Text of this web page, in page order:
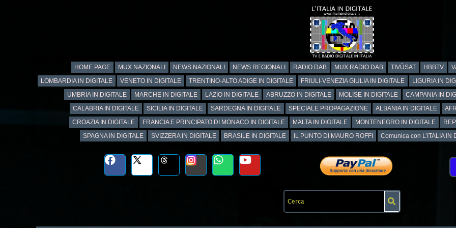
HOME PAGE MUX NAZIONALI NEWS NAZIONALI NEWS REGIONALI RADIO DAB MUX RADIO DAB TIVÙSAT HBBTV
LOMBARDIA IN DIGITALE
VENETO IN DIGITALE TRENTINO-ALTO ADIGE IN DIGITALE FRIULI-VENEZIA GIULIA IN DIGITALE
LIGURIA IN
UMBRIA IN DIGITALE
MARCHE IN DIGITALE LAZIO IN DIGITALE ABRUZZO IN DIGITALE MOLISE IN DIGITALE
CAMPANIA IN
CALABRIA IN DIGITALE
SICILIA IN DIGITALE SARDEGNA IN DIGITALE SPECIALE PROPAGAZIONE ALBANIA IN DIGITALE
CROAZIA IN DIGITALE
FRANCIA E PRINCIPATO DI MONACO IN DIGITALE MALTA IN DIGITALE MONTENEGRO IN DIGITALE
SPAGNA IN DIGITALE
SVIZZERA IN DIGITALE BRASILE IN DIGITALE IL PUNTO DI MAURO ROFFI Comunica con L’ITALIA